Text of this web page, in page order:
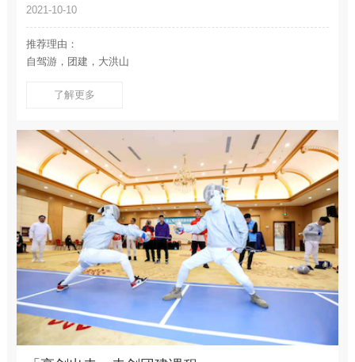
记
2021-10-10
推荐理由：
自驾游，团建，大洪山
了解更多